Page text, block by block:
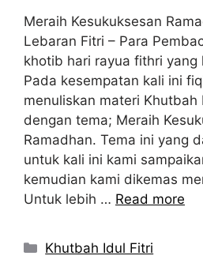
Meraih Kesukuksesan
Lebaran Fitri – Para
khotib hari rayua fithri yang
Pada kesempatan kali ini
menuliskan materi Khutbah
dengan tema; Meraih
Ramadhan. Tema ini yang
untuk kali ini kami
kemudian kami dikemas
Untuk lebih … Read more
Kategori
Khutbah Idul Fitri